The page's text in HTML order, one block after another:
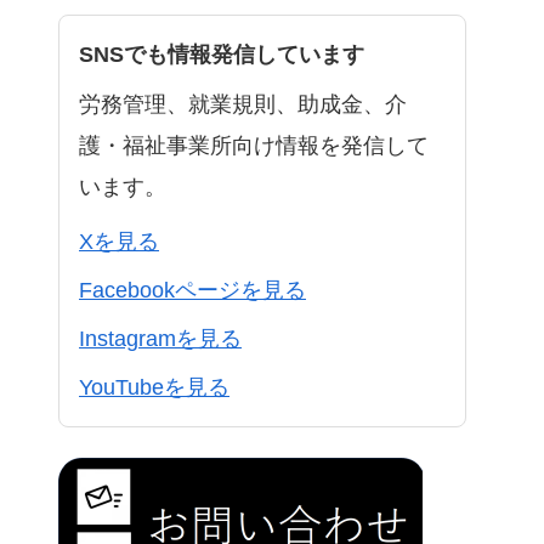
SNSでも情報発信しています
労務管理、就業規則、助成金、介
護・福祉事業所向け情報を発信して
います。
Xを見る
Facebookページを見る
Instagramを見る
YouTubeを見る